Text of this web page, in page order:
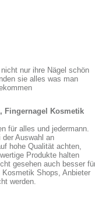
nur ihre Nägel schön
sie alles was man
Fingernagel Kosmetik
für alles und jedermann.
Auswahl an
hohe Qualität achten,
Produkte halten
gesehen auch besser
Kosmetik Shops, Anbieter
werden.